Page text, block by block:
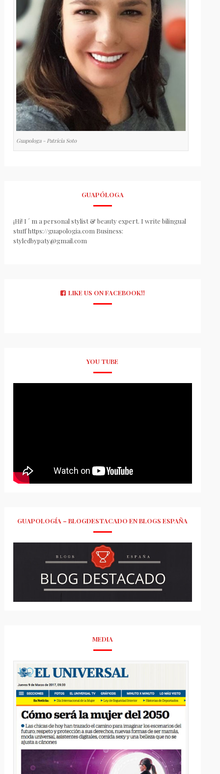
Guapologa - Patricia Soto
GUAPÓLOGA
¡Hi! I ´ m a personal stylist & beauty expert. I write bilingual
stuff https://guapologia.com Business:
styledbypaty@gmail.com
LIKE US ON FACEBOOK!!
YOU TUBE
GUAPOLOGÍA – BLOGDESTACADO EN BLOGS ESPAÑA
MEDIA